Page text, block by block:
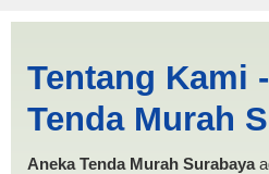
PRODUKSI
MURAH
Tentang Kami
Tenda Murah
Aneka Tenda Murah Surabaya